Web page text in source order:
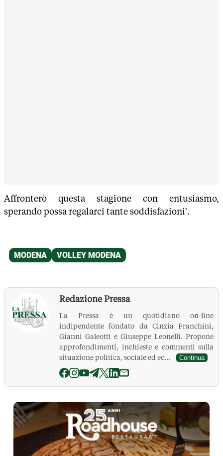
Affronterò questa stagione con entusiasmo,
sperando possa regalarci tante soddisfazioni'.
Redazione Pressa
La Pressa è un quotidiano on-line
indipendente fondato da Cinzia Franchini,
Gianni Galeotti e Giuseppe Leonelli. Propone
approfondimenti, inchieste e commenti sulla
situazione politica, sociale ed ec...
Continua
La Pressa